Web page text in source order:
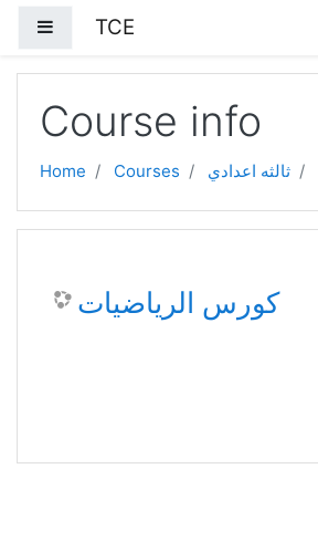
Side panel
TCE
Course info
Home Courses ثالثه اعدادي
كورس الرياضيات